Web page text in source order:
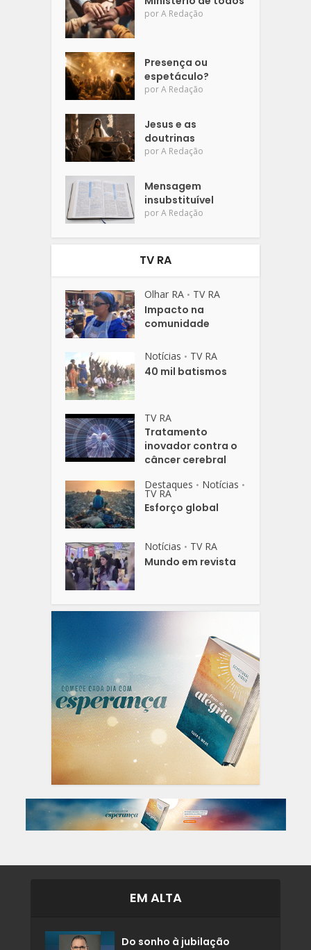
porA Redação
Presença ou
espetáculo?
porA Redação
Jesus e as
doutrinas
porA Redação
Mensagem
insubstituível
porA Redação
TV RA
Olhar RA • TV RA
Impacto na
comunidade
Notícias • TV RA
40 mil batismos
TV RA
Tratamento
inovador contra o
câncer cerebral
Destaques • Notícias •
TV RA
Esforço global
Notícias • TV RA
Mundo em revista
EM ALTA
Do sonho à jubilação